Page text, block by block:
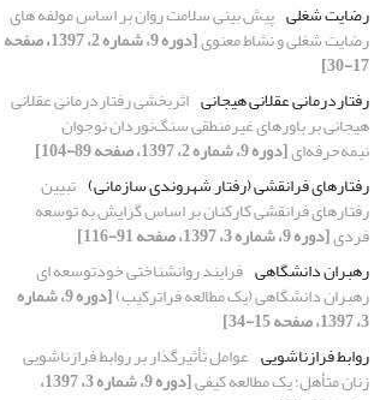
رضایت شغلی پیش بینی سلامت روان بر اساس مولفه های
رضایت شغلی و نشاط معنوی [دوره 9، شماره 2، 1397، صفحه
17-30]
رفتاردرمانی عقلانی هیجانی اثربخشی رفتاردرمانی عقلانی
هیجانی بر باورهای غیرمنطقی سنگ‌نوردان نوجوان
نیمه‌حرفه‌ای[دوره 9، شماره 2، 1397، صفحه 89-104]
رفتارهای فرانقشی (رفتار شهروندی سازمانی) تبیین
رفتارهای فرانقشی کارکنان بر اساس گرایش به توسعه
فردی[دوره 9، شماره 3، 1397، صفحه 91-116]
رهبران دانشگاهی فرایند روانشناختی خودتوسعه ای
رهبران دانشگاهی (یک مطالعه فراترکیب) [دوره 9، شماره
3، 1397، صفحه 15-34]
روابط فرازناشویی عوامل تأثیرگذار بر روابط فرازناشویی
زنان متأهل؛ یک مطالعه کیفی [دوره 9، شماره 3، 1397،